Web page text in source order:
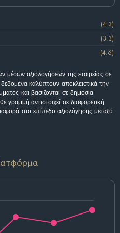
(4.3)
(3.3)
(4.6)
μέσων αξιολογήσεων της εταιρείας σε
καλύπτουν αποκλειστικά την
και βασίζονται σε δημόσια
γραμμή αντιστοιχεί σε διαφορετική
στο επίπεδο αξιολόγησης μεταξύ